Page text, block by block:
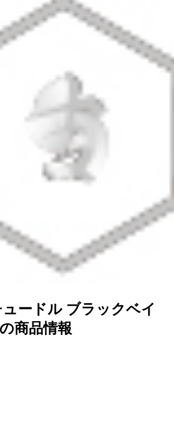
ードル ブラックベイ
商品情報